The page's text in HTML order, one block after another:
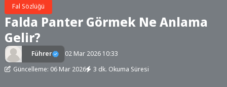
Fal Sözlüğü
Falda Panter Görmek Ne Anlama
Gelir?
Führer
02 Mar 2026 10:33
Güncelleme: 06 Mar 2026
3 dk. Okuma Süresi